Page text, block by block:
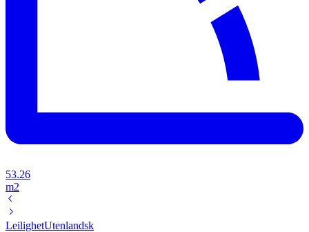
53.26
m2
LeilighetUtenlandsk